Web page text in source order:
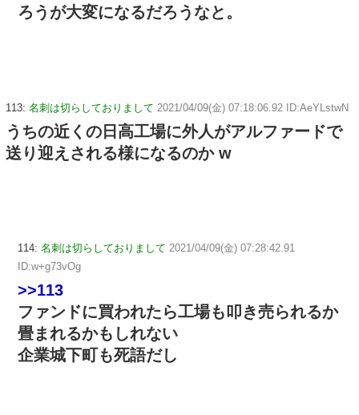
ろうが大変になるだろうなと。
113: 名刺は切らしておりまして 2021/04/09(金) 07:18:06.92 ID:AeYLstwN
うちの近くの日高工場に外人がアルファードで
送り迎えされる様になるのか w
114: 名刺は切らしておりまして 2021/04/09(金) 07:28:42.91
ID:w+g73vOg
>>113
ファンドに買われたら工場も叩き売られるか
畳まれるかもしれない
企業城下町も死語だし